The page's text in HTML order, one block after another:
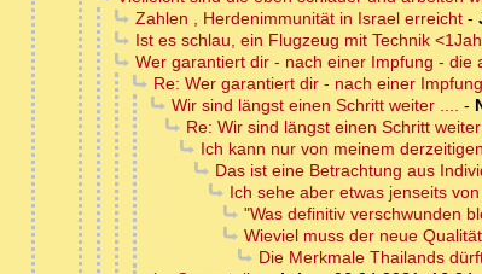
Zahlen , Herdenimmunität in Israel erreicht-
Ist es schlau, ein Flugzeug mit Technik
Wer garantiert dir - nach einer Impfung - die
Re: Wer garantiert dir - nach einer
Wir sind längst einen Schritt weiter .... -
Re: Wir sind längst einen Schritt
Ich kann nur von meinem
Das ist eine Betrachtung aus
Ich sehe aber etwas jenseits
"Was definitiv verschwunden
Wieviel muss der neue
Die Merkmale Thailands